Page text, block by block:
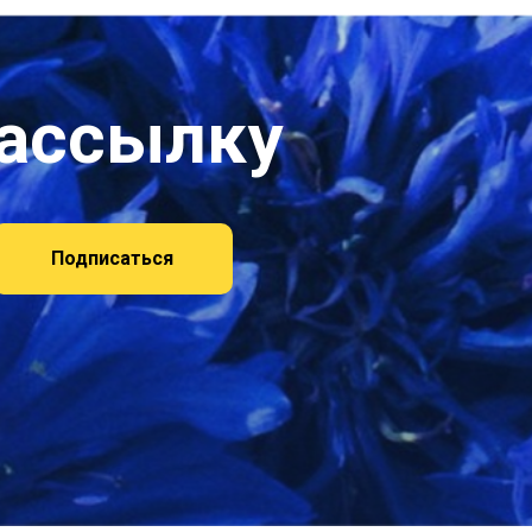
Подписаться